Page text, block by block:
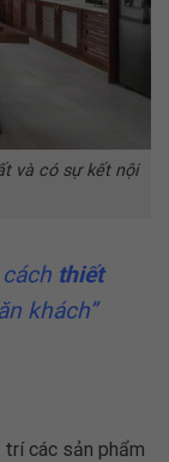
và có sự kết nội
thiết
khách”
các sản phẩm